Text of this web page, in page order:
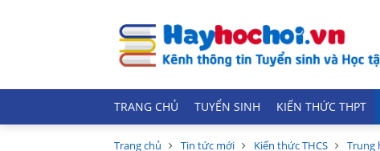
TRANG CHỦ TUYỂN SINH KIẾN THỨC THPT
Trang chủ Tin tức mới Kiến thức THCS Trung